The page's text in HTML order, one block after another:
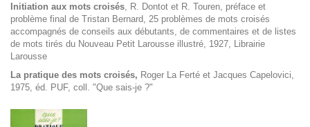
Initiation aux mots croisés , R. Dontot et R. Touren, préface et
problème final de Tristan Bernard, 25 problèmes de mots croisés
accompagnés de conseils aux débutants, de commentaires et de listes
de mots tirés du Nouveau Petit Larousse illustré , 1927, Librairie
Larousse
La pratique des mots croisés, Roger La Ferté et Jacques Capelovici,
1975, éd. PUF, coll. "Que sais-je ?"